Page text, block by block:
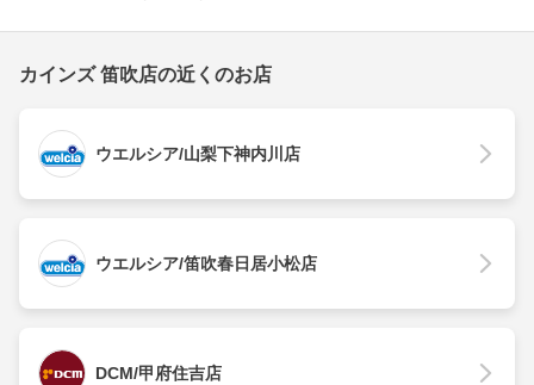
カインズ 笛吹店の近くのお店
ウエルシア/山梨下神内川店
ウエルシア/笛吹春日居小松店
DCM/甲府住吉店